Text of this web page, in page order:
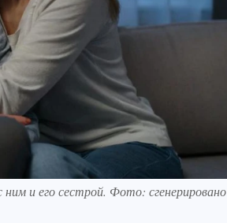
и его сестрой. Фото: сгенерировано